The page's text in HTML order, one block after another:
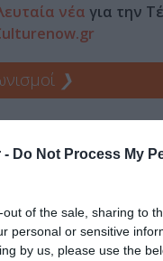
- Do Not Process My
out of the sale, sharing to
personal or sensitive
by us, please use the
νέα για την
❯
- ΣΥΓΧΡΟΝΟ